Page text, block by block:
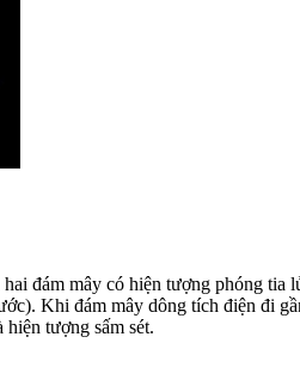
đám mây có hiện tượng phóng tia
Khi đám mây dông tích điện đi
tượng sấm sét.